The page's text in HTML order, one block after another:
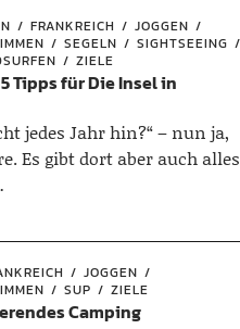
FRANKREICH
JOGGEN
SEGELN
SIGHTSEEING
ZIELE
Tipps für Die Insel in
jedes Jahr hin?“ – nun ja,
Es gibt dort aber auch alles
JOGGEN
SUP ZIELE
Camping